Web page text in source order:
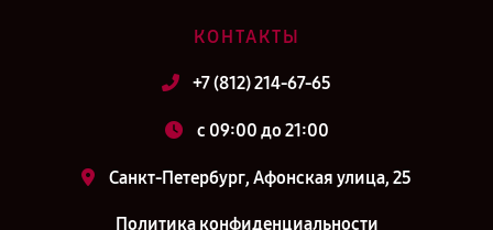
КОНТАКТЫ
+7 (812) 214-67-65
c 09:00 до 21:00
Санкт-Петербург, Афонская улица, 25
Политика конфиденциальности